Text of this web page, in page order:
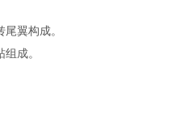
翼构成。
成。